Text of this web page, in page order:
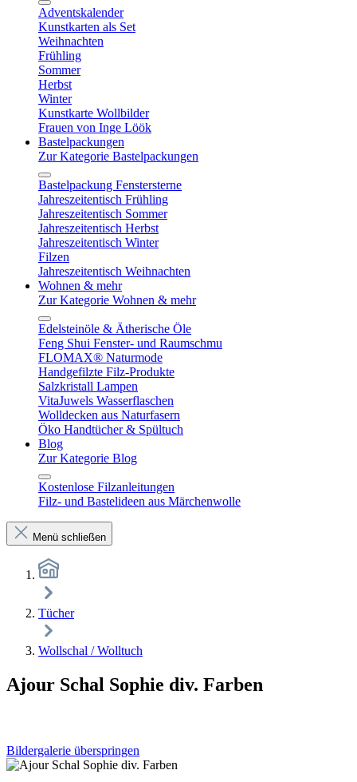
Adventskalender
Kunstkarten als Set
Weihnachten
Frühling
Sommer
Herbst
Winter
Kunstkarte Wollbilder
Frauen von Inge Löök
Bastelpackungen
Zur Kategorie Bastelpackungen
Bastelpackung Fenstersterne
Jahreszeitentisch Frühling
Jahreszeitentisch Sommer
Jahreszeitentisch Herbst
Jahreszeitentisch Winter
Filzen
Jahreszeitentisch Weihnachten
Wohnen & mehr
Zur Kategorie Wohnen & mehr
Edelsteinöle & Ätherische Öle
Feng Shui Fenster- und Raumschmu
FLOMAX® Naturmode
Handgefilzte Filz-Produkte
Salzkristall Lampen
VitaJuwels Wasserflaschen
Wolldecken aus Naturfasern
Öko Handtücher & Spültuch
Blog
Zur Kategorie Blog
Kostenlose Filzanleitungen
Filz- und Bastelideen aus Märchenwolle
Menü schließen
Tücher
Wollschal / Wolltuch
Ajour Schal Sophie div. Farben
Bildergalerie überspringen